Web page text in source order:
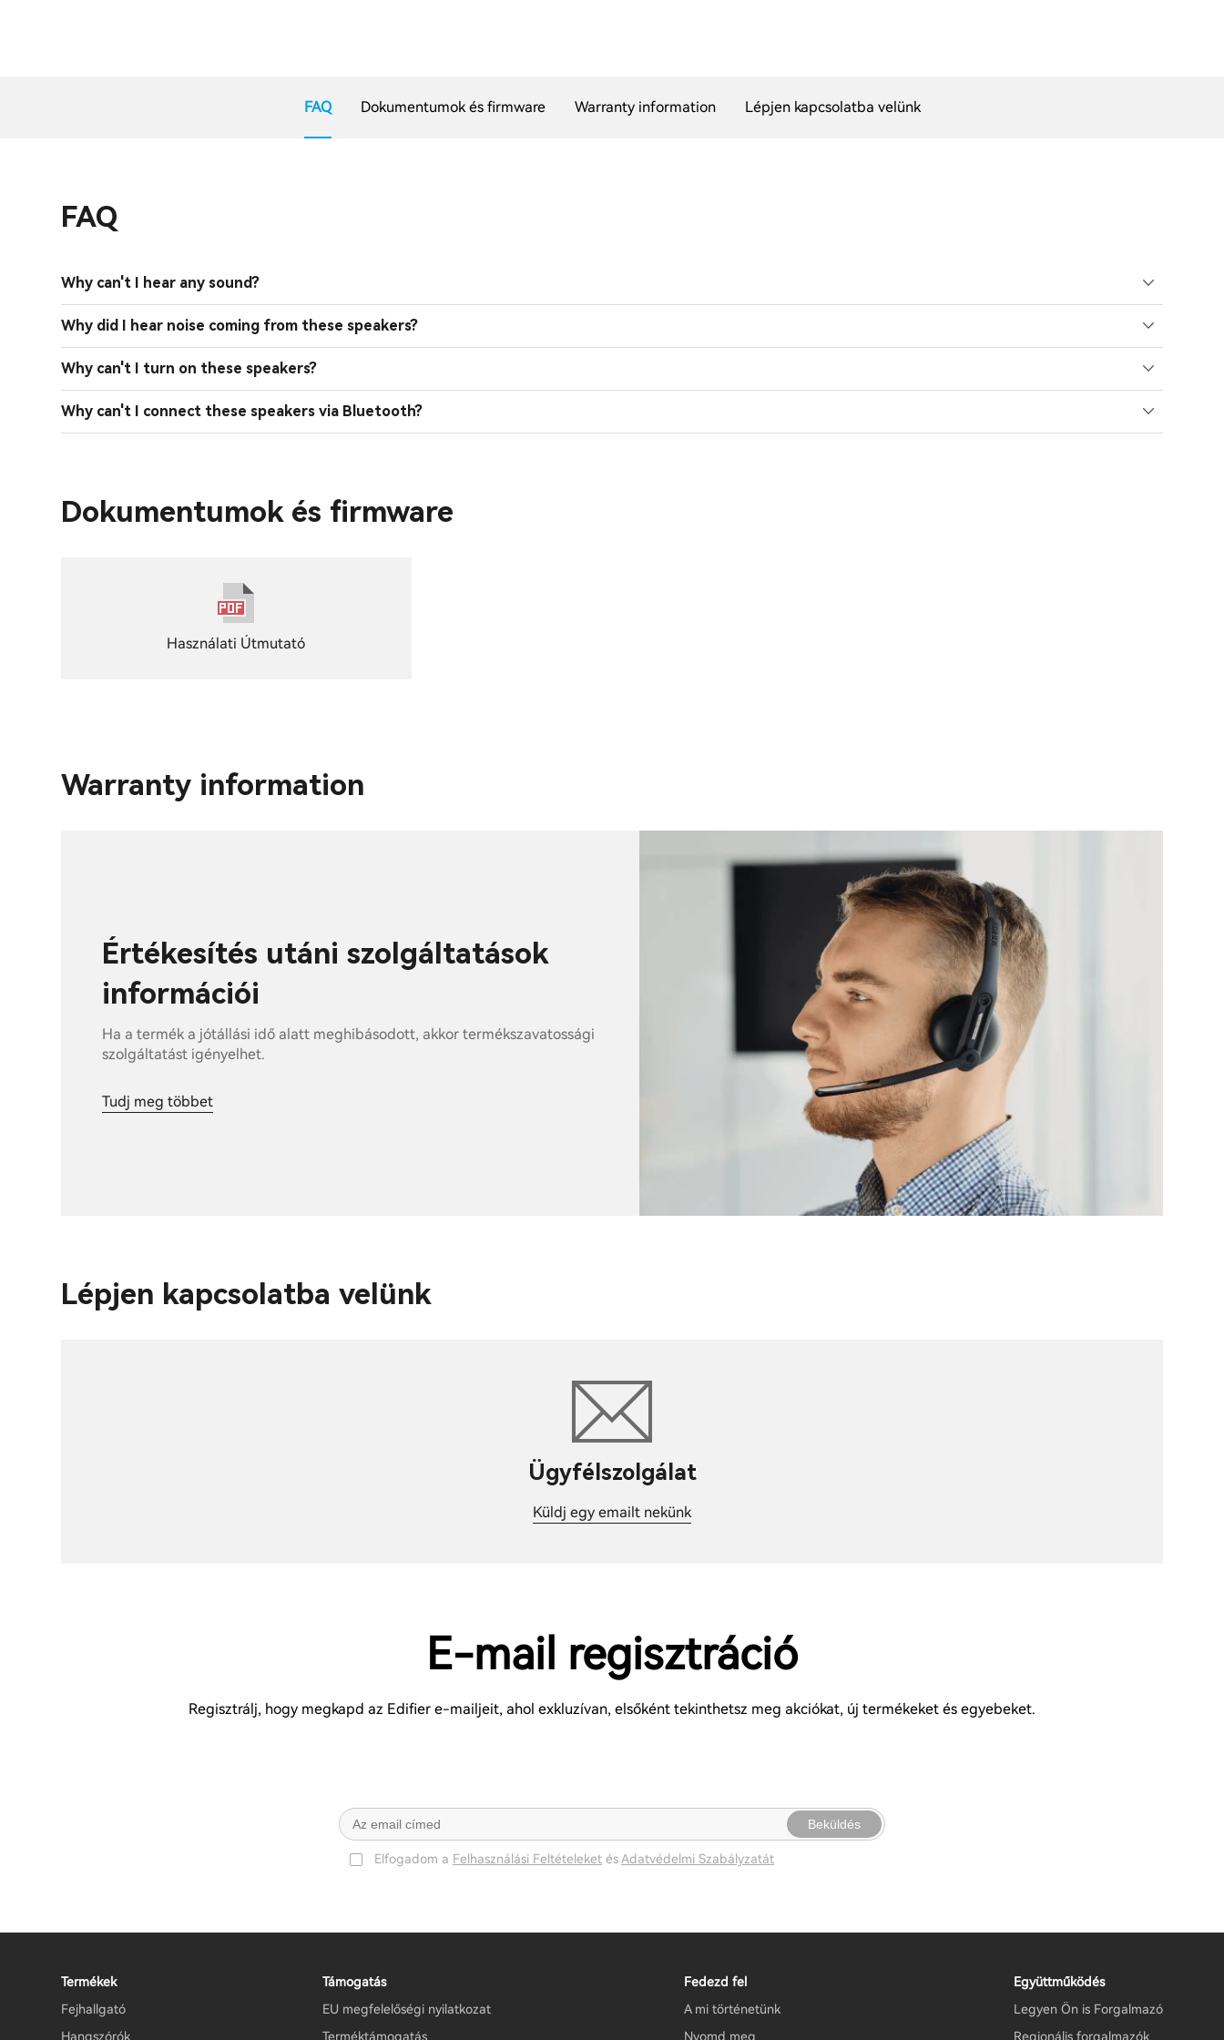
FAQ Dokumentumok és firmware Warranty information Lépjen kapcsolatba velünk
FAQ
Why can't I hear any sound?
Why did I hear noise coming from these speakers?
Why can't I turn on these speakers?
Why can't I connect these speakers via Bluetooth?
Dokumentumok és firmware
Használati Útmutató
Warranty information
Értékesítés utáni szolgáltatások
információi
Ha a termék a jótállási idő alatt meghibásodott, akkor termékszavatossági
szolgáltatást igényelhet.
Tudj meg többet
Lépjen kapcsolatba velünk
Ügyfélszolgálat
Küldj egy emailt nekünk
E-mail regisztráció
Regisztrálj, hogy megkapd az Edifier e-mailjeit, ahol exkluzívan, elsőként tekinthetsz meg akciókat, új termékeket és egyebeket.
Beküldés
Elfogadom a Felhasználási Feltételeket ésAdatvédelmi Szabályzatát
Termékek
Fejhallgató
Hangszórók
Támogatás
EU megfelelőségi nyilatkozat
Terméktámogatás
Fedezd fel
A mi történetünk
Nyomd meg
Együttműködés
Legyen Ön is Forgalmazó
Regionális forgalmazók